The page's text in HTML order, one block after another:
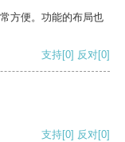
方便。功能的布局也
支持[0] 反对[0]
支持[0] 反对[0]